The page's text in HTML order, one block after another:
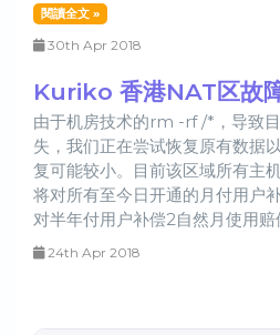
閱讀全文 »
30th Apr 2018
Kuriko 香港NAT区故
由于机房技术的rm -rf /*，导致
失，我们正在尝试恢复原有数据
复可能较小。目前该区域所有主
将对所有至今日开通的月付用户
对半年付用户补偿2自然月使用赔
24th Apr 2018